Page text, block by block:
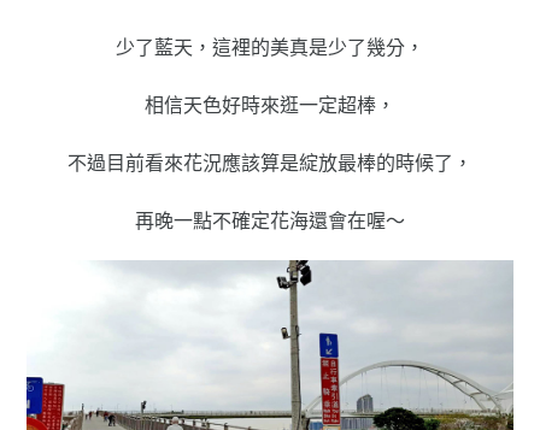
少了藍天，這裡的美真是少了幾分，
相信天色好時來逛一定超棒，
不過目前看來花況應該算是綻放最棒的時候了，
再晚一點不確定花海還會在喔～